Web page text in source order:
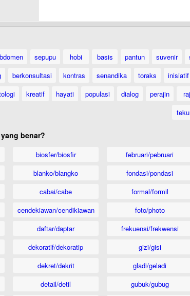
sepupu hobi basis pantun suvenir
berkonsultasi kontras senandika toraks inisiatif
kreatif hayati populasi dialog perajin
benar?
biosfer/biosfir
blanko/blangko
cabai/cabe
cendekiawan/cendikiawan
daftar/daptar
dekoratif/dekoratip
dekret/dekrit
detail/detil
februari/pebruari
fondasi/pondasi
formal/formil
foto/photo
frekuensi/frekwensi
gizi/gisi
gladi/geladi
gubuk/gubug